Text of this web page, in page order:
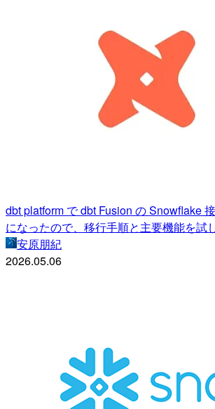
dbt platform で dbt Fusion の Snowflake
になったので、移行手順と主要機能を試
安原朋紀
2026.05.06